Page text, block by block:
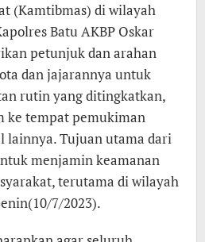
(Kamtibmas) di wilayah
Batu AKBP Oskar
petunjuk dan arahan
dan jajarannya untuk
rutin yang ditingkatkan,
ke tempat pemukiman
lainnya. Tujuan utama dari
menjamin keamanan
terutama di wilayah
7/2023).